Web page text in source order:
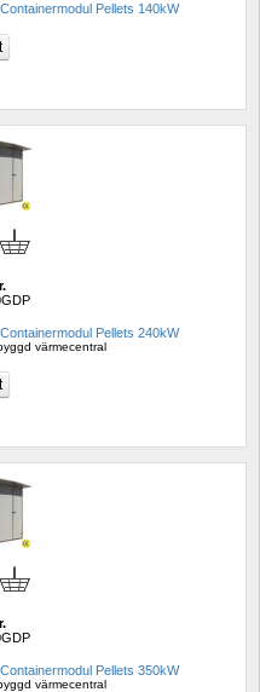
Pellets 140kW
Pellets 240kW
värmecentral
Pellets 350kW
värmecentral